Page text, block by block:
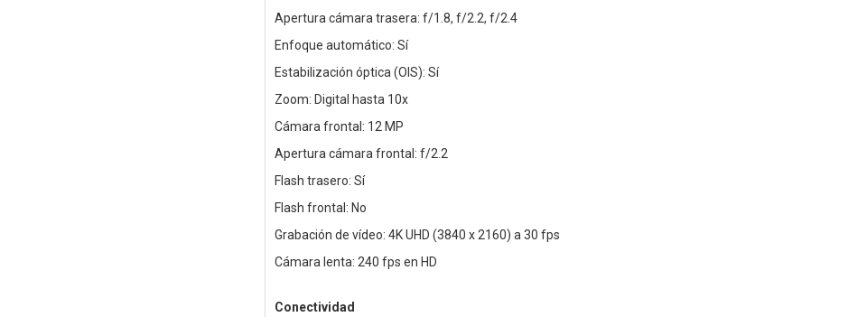
Apertura cámara trasera: f/1.8, f/2.2, f/2.4
Enfoque automático: Sí
Estabilización óptica (OIS): Sí
Zoom: Digital hasta 10x
Cámara frontal: 12 MP
Apertura cámara frontal: f/2.2
Flash trasero: Sí
Flash frontal: No
Grabación de vídeo: 4K UHD (3840 x 2160) a 30 fps
Cámara lenta: 240 fps en HD
Conectividad